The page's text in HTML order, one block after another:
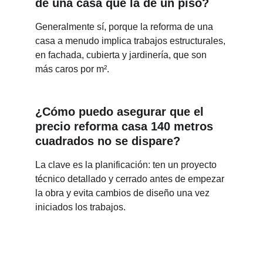
de una casa que la de un piso?
Generalmente sí, porque la reforma de una
casa a menudo implica trabajos estructurales,
en fachada, cubierta y jardinería, que son
más caros por m².
¿Cómo puedo asegurar que el
precio reforma casa 140 metros
cuadrados no se dispare?
La clave es la planificación: ten un proyecto
técnico detallado y cerrado antes de empezar
la obra y evita cambios de diseño una vez
iniciados los trabajos.